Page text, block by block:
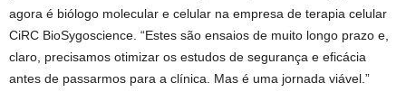
agora é biólogo molecular e celular na empresa de terapia celular
CiRC BioSygoscience. “Estes são ensaios de muito longo prazo e,
claro, precisamos otimizar os estudos de segurança e eficácia
antes de passarmos para a clínica. Mas é uma jornada viável.”